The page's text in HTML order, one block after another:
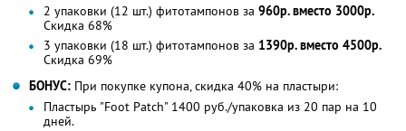
2 упаковки (12 шт.) фитотампонов за 960р. вместо 3000р.
Скидка 68%
3 упаковки (18 шт.) фитотампонов за 1390р. вместо 4500р.
Скидка 69%
БОНУС: При покупке купона, скидка 40% на пластыри:
Пластырь "Foot Patch" 1400 руб./упаковка из 20 пар на 10
дней.